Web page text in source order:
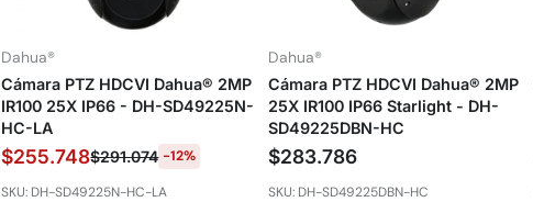
Dahua®
Cámara PTZ HDCVI Dahua® 2MP
IR100 25X IP66 - DH-SD49225N-
HC-LA
$255.748$291.074 -12%
SKU: DH-SD49225N-HC-LA
Dahua®
Cámara PTZ HDCVI Dahua® 2MP
25X IR100 IP66 Starlight - DH-
SD49225DBN-HC
$283.786
SKU: DH-SD49225DBN-HC